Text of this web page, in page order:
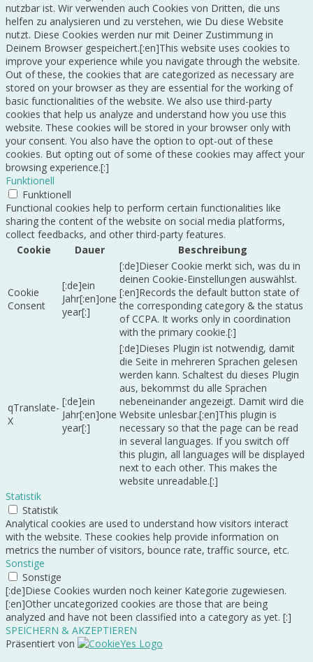
nutzbar ist. Wir verwenden auch Cookies von Dritten, die uns
helfen zu analysieren und zu verstehen, wie Du diese Website
nutzt. Diese Cookies werden nur mit Deiner Zustimmung in
Deinem Browser gespeichert.[:en]This website uses cookies to
improve your experience while you navigate through the website.
Out of these, the cookies that are categorized as necessary are
stored on your browser as they are essential for the working of
basic functionalities of the website. We also use third-party
cookies that help us analyze and understand how you use this
website. These cookies will be stored in your browser only with
your consent. You also have the option to opt-out of these
cookies. But opting out of some of these cookies may affect your
browsing experience.[:]
Funktionell
Funktionell
Functional cookies help to perform certain functionalities like
sharing the content of the website on social media platforms,
collect feedbacks, and other third-party features.
Cookie
Dauer Beschreibung
Cookie
Consent
[:de]ein
Jahr[:en]one
year[:]
[:de]Dieser Cookie merkt sich, was du in
deinen Cookie-Einstellungen auswählst.
[:en]Records the default button state of
the corresponding category & the status
of CCPA. It works only in coordination
with the primary cookie.[:]
qTranslate-
X
[:de]ein
Jahr[:en]one
year[:]
[:de]Dieses Plugin ist notwendig, damit
die Seite in mehreren Sprachen gelesen
werden kann. Schaltest du dieses Plugin
aus, bekommst du alle Sprachen
nebeneinander angezeigt. Damit wird die
Website unlesbar.[:en]This plugin is
necessary so that the page can be read
in several languages. If you switch off
this plugin, all languages will be displayed
next to each other. This makes the
website unreadable.[:]
Statistik
Statistik
Analytical cookies are used to understand how visitors interact
with the website. These cookies help provide information on
metrics the number of visitors, bounce rate, traffic source, etc.
Sonstige
Sonstige
[:de]Diese Cookies wurden noch keiner Kategorie zugewiesen.
[:en]Other uncategorized cookies are those that are being
analyzed and have not been classified into a category as yet. [:]
SPEICHERN & AKZEPTIEREN
Präsentiert von